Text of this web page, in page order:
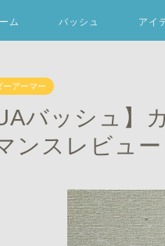
ム バッシュ アイ
ーアーマー
UAバッシュ】
ンスレビュー